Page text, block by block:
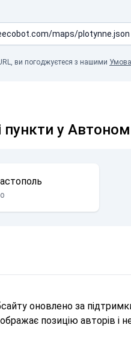
ви погоджуєтеся з нашими
пункти у
оновлено за
позицію авторів